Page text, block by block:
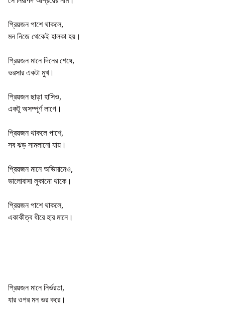
প্রিয়জন পাশে থাকলে,
মন নিজে থেকেই হালকা হয়।
প্রিয়জন মানে দিনের শেষে,
ভরসার একটা মুখ।
প্রিয়জন ছাড়া হাসিও,
একটু অসম্পূর্ণ লাগে।
প্রিয়জন থাকলে পাশে,
সব ঝড় সামলানো যায়।
প্রিয়জন মানে অভিমানেও,
ভালোবাসা লুকানো থাকে।
প্রিয়জন পাশে থাকলে,
একাকীত্ব ধীরে হার মানে।
প্রিয়জন মানে নির্ভরতা,
যার ওপর মন ভর করে।